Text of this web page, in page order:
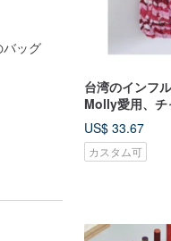
ッグ
台湾のインフ
Molly愛用、チ
トバッグ
US$ 33.67
カスタム可